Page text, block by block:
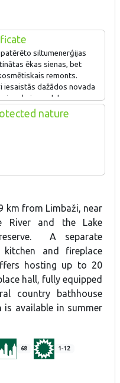
siltumenerģijas
ēkas sienas, bet
remonts.
iesaistās dažādos novada
ir apkaimes dabas resursu
Izveidots
teritorijā.
nature
km from Limbaži, near
River and the Lake
reserve. A separate
kitchen and fireplace
hosting up to 20
hall, fully equipped
country bathhouse
available in summer
68 1-12